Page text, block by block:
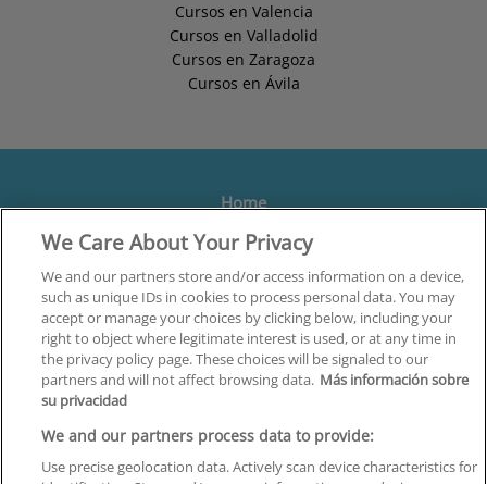
Cursos en Valencia
Cursos en Valladolid
Cursos en Zaragoza
Cursos en Ávila
Home
Formación
Centros
Orientación
Quiénes somos
Contacta
Aviso Legal
Política de Privacidad
We Care About Your Privacy
We and our partners store and/or access information on a device,
such as unique IDs in cookies to process personal data. You may
accept or manage your choices by clicking below, including your
right to object where legitimate interest is used, or at any time in
the privacy policy page. These choices will be signaled to our
partners and will not affect browsing data. Más información sobre
su privacidad
We and our partners process data to provide:
Use precise geolocation data. Actively scan device characteristics for